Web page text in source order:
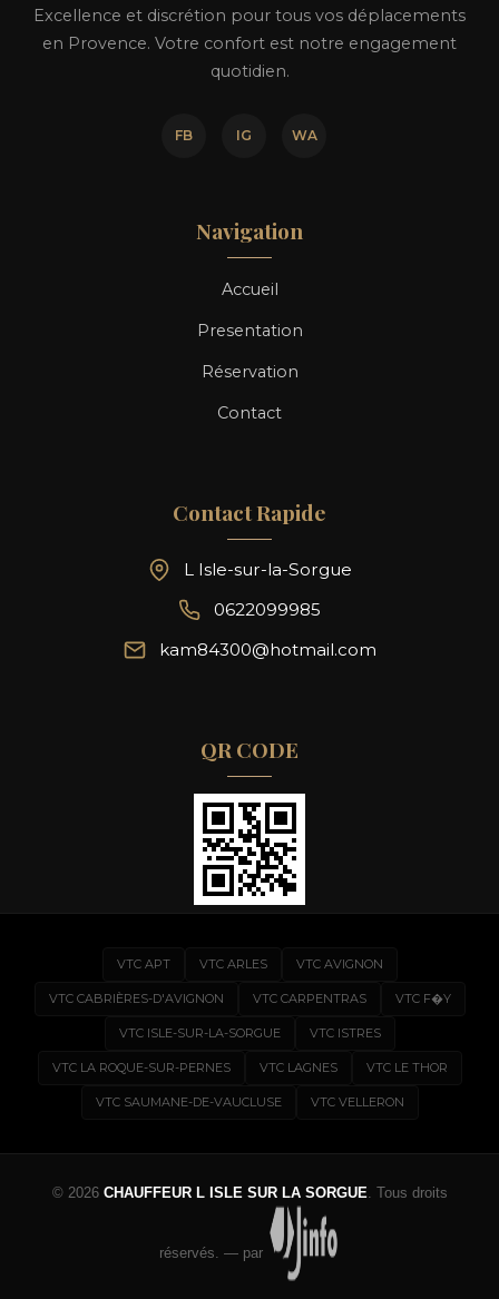
Excellence et discrétion pour tous vos déplacements
en Provence. Votre confort est notre engagement
quotidien.
FB IG WA
Navigation
Accueil
Presentation
Réservation
Contact
Contact Rapide
L Isle-sur-la-Sorgue
0622099985
kam84300@hotmail.com
QR CODE
VTC APT VTC ARLES VTC AVIGNON
VTC CABRIÈRES-D'AVIGNON VTC CARPENTRAS VTC F�Y
VTC ISLE-SUR-LA-SORGUE VTC ISTRES
VTC LA ROQUE-SUR-PERNES VTC LAGNES VTC LE THOR
VTC SAUMANE-DE-VAUCLUSE VTC VELLERON
© 2026 CHAUFFEUR L ISLE SUR LA SORGUE. Tous droits
réservés. — par